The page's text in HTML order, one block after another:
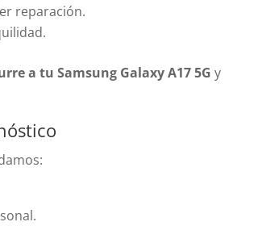
reparación.
a tu Samsung Galaxy A17 5G y